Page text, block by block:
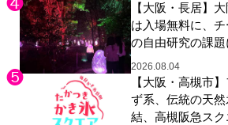
【大阪・長居】
は入場無料に、
の自由研究の課
ガーデン 大阪」へ
2026.08.04
【大阪・高槻市
ず系、伝統の天
結、高槻阪急ス